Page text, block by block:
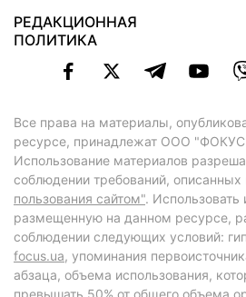
РЕДАКЦИОННАЯ
ПОЛИТИКА
Все права на материалы,
ресурсе, принадлежат ООО
Использование материалов
соблюдении требований, описанных
пользования сайтом".
размещенную на данном ресурсе,
соблюдении следующих условий:
focus.ua, упоминания
абзаца, объема использования,
превышать 50% от общего объема